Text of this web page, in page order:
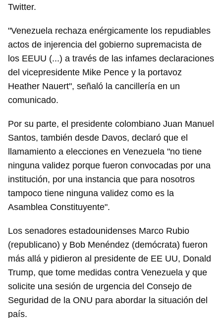
Twitter.
"Venezuela rechaza enérgicamente los repudiables
actos de injerencia del gobierno supremacista de
los EEUU (...) a través de las infames declaraciones
del vicepresidente Mike Pence y la portavoz
Heather Nauert", señaló la cancillería en un
comunicado.
Por su parte, el presidente colombiano Juan Manuel
Santos, también desde Davos, declaró que el
llamamiento a elecciones en Venezuela "no tiene
ninguna validez porque fueron convocadas por una
institución, por una instancia que para nosotros
tampoco tiene ninguna validez como es la
Asamblea Constituyente".
Los senadores estadounidenses Marco Rubio
(republicano) y Bob Menéndez (demócrata) fueron
más allá y pidieron al presidente de EE UU, Donald
Trump, que tome medidas contra Venezuela y que
solicite una sesión de urgencia del Consejo de
Seguridad de la ONU para abordar la situación del
país.